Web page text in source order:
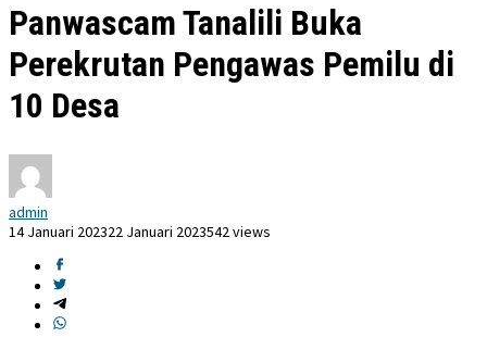
Panwascam Tanalili Buka
Perekrutan Pengawas Pemilu di
10 Desa
admin
14 Januari 202322 Januari 2023542 views